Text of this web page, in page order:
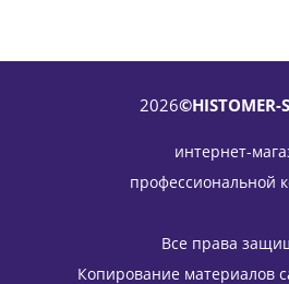
2026©HISTOMER-
интернет-
профессиональной
Все права
Копирование материалов